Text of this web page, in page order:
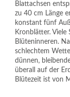
Blattachsen
zu 40 cm Länge
konstant fünf
Kronblätter. Viele
Blüteninneren.
schlechtem
dünnen,
überall auf der
Blütezeit ist von